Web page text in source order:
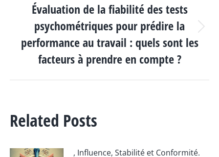
Article
suivant
:
Évaluation de la fiabilité des tests
psychométriques pour prédire la
performance au travail : quels sont les
facteurs à prendre en compte ?
Related Posts
, Influence, Stabilité et Conformité.